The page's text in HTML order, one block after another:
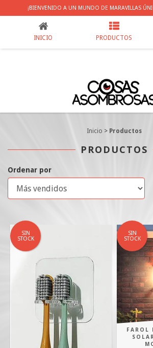
¡BIENVENIDO A UN MUNDO DE MARAVILLAS
PRODUCTOS
INICIO PRODUCTOS
Inicio > Productos
PRODUCTOS
Ordenar por
SIN
STOCK
SIN
STOCK
FAROL